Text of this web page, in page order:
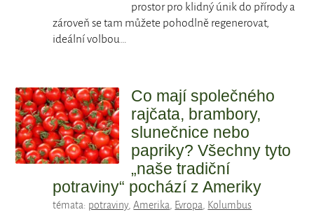
prostor pro klidný únik do přírody a
zároveň se tam můžete pohodlně regenerovat,
ideální volbou…
Co mají společného
rajčata, brambory,
slunečnice nebo
papriky? Všechny tyto
„naše tradiční
potraviny“ pochází z Ameriky
témata: potraviny,Amerika, Evropa, Kolumbus